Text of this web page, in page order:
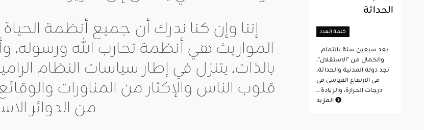
إننا وإن كنا ندرك أن جميع أنظمة
المواريث هي أنظمة تحارب الله ورسوله،
بالذات، يتنزل في إطار سياسات النظام
قلوب الناس والإكثار من المناورات
من الدوائر
الحداثة
كلمة العدد
والكمال من "الاستقلال"،
تجد دولة المدنية والحداثة،
في الارتفاع القياسي في
درجات الحرارة، والزيادة ...
المزيد